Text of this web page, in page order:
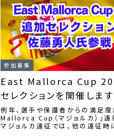
参加募集
East Mallorca Cup
セレクションを開催します
例年、選手や保護者からの満足
Mallorca Cup（マジョルカ）」遠
マジョルカ遠征では、他の遠征